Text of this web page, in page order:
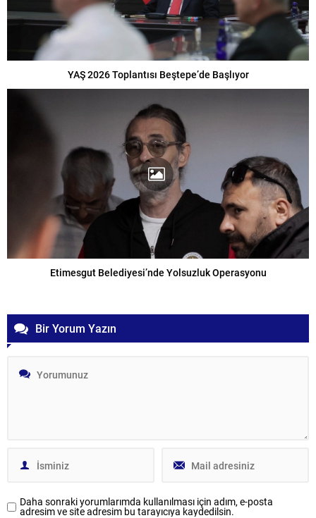
YAŞ 2026 Toplantısı Beştepe’de Başlıyor
Etimesgut Belediyesi’nde Yolsuzluk Operasyonu
Bir Yorum Yazın
Daha sonraki yorumlarımda kullanılması için adım, e-posta
adresim ve site adresim bu tarayıcıya kaydedilsin.